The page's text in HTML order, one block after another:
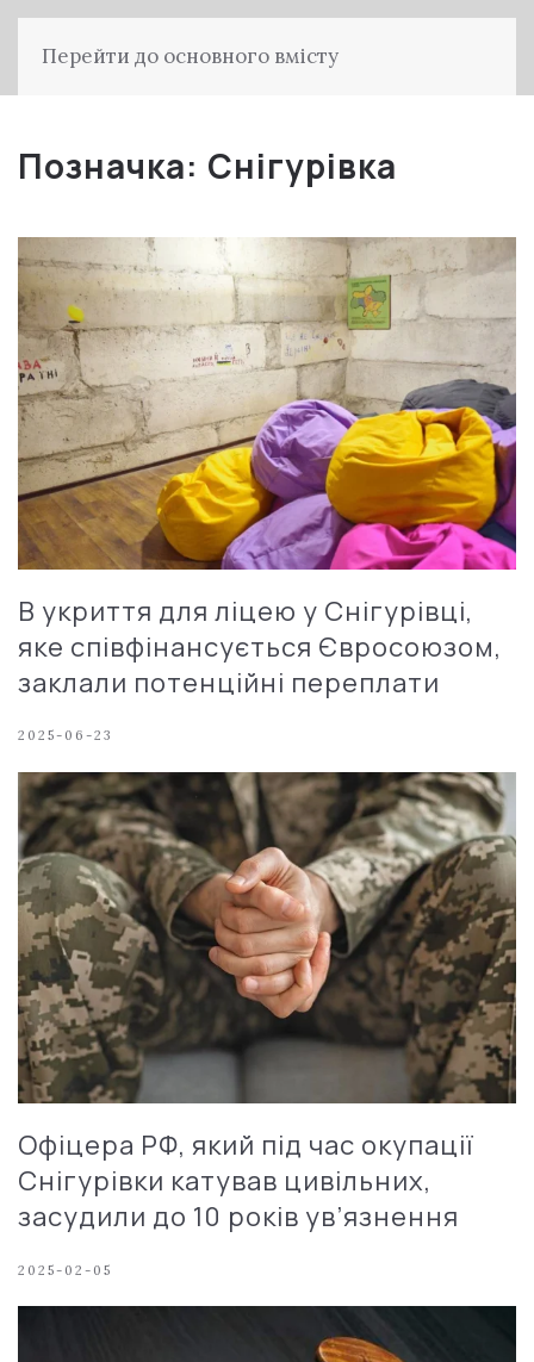
Перейти до основного вмісту
Позначка: Снігурівка
В укриття для ліцею у Снігурівці,
яке співфінансується Євросоюзом,
заклали потенційні переплати
2025-06-23
Офіцера РФ, який під час окупації
Снігурівки катував цивільних,
засудили до 10 років ув’язнення
2025-02-05